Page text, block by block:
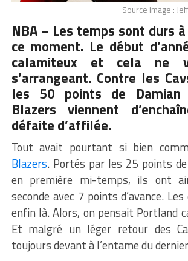
Source image :
NBA – Les temps sont durs
ce moment. Le début
calamiteux et cela ne
s’arrangeant. Contre les
les 50 points de
Blazers viennent
défaite d’affilée.
Tout avait pourtant si bien
Blazers. Portés par les 25 points
en première mi-temps, ils ont
seconde avec 7 points d’avance.
enfin là. Alors, on pensait Portland
Et malgré un léger retour des
toujours devant à l’entame du